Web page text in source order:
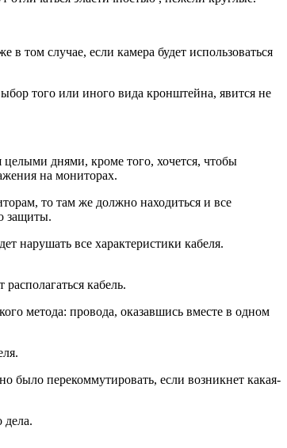
том случае, если камера будет использоваться
того или иного вида кронштейна, явится не
днями, кроме того, хочется, чтобы
на мониторах.
то там же должно находиться и все
защиты.
нарушать все характеристики кабеля.
кабель.
метода: провода, оказавшись вместе в одном
было перекоммутировать, если возникнет какая-
дела.